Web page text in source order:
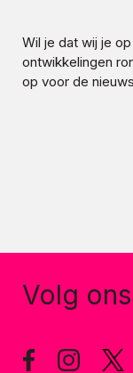
Wil je dat wij je
ontwikkelingen
op voor de
Volg ons